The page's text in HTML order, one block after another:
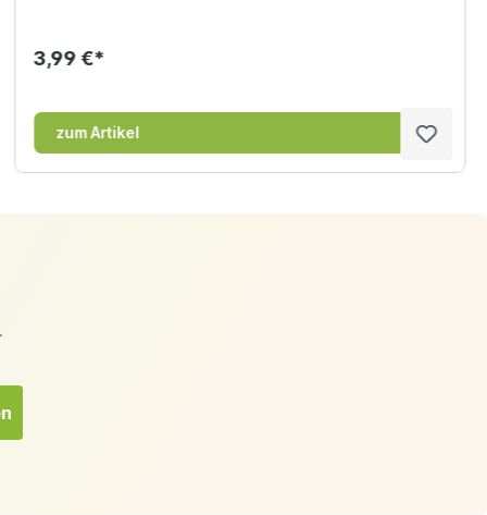
3,99 €*
zum Artikel